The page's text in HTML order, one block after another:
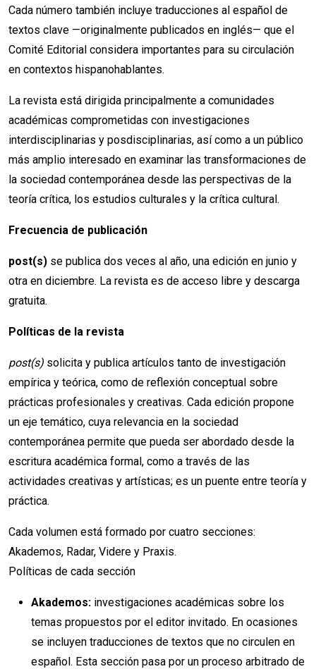
Cada número también incluye traducciones al español de
textos clave —originalmente publicados en inglés— que el
Comité Editorial considera importantes para su circulación
en contextos hispanohablantes.
La revista está dirigida principalmente a comunidades
académicas comprometidas con investigaciones
interdisciplinarias y posdisciplinarias, así como a un público
más amplio interesado en examinar las transformaciones de
la sociedad contemporánea desde las perspectivas de la
teoría crítica, los estudios culturales y la crítica cultural.
Frecuencia de publicación
post(s) se publica dos veces al año, una edición en junio y
otra en diciembre. La revista es de acceso libre y descarga
gratuita.
Políticas de la revista
post(s) solicita y publica artículos tanto de investigación
empírica y teórica, como de reflexión conceptual sobre
prácticas profesionales y creativas. Cada edición propone
un eje temático, cuya relevancia en la sociedad
contemporánea permite que pueda ser abordado desde la
escritura académica formal, como a través de las
actividades creativas y artísticas; es un puente entre teoría y
práctica.
Cada volumen está formado por cuatro secciones:
Akademos, Radar, Videre y Praxis.
Políticas de cada sección
Akademos: investigaciones académicas sobre los
temas propuestos por el editor invitado. En ocasiones
se incluyen traducciones de textos que no circulen en
español. Esta sección pasa por un proceso arbitrado de